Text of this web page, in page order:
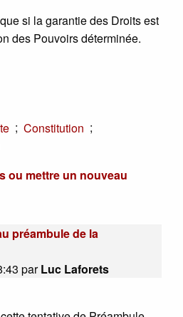
si la garantie des Droits est
des Pouvoirs déterminée.
; Constitution ;
ou mettre un nouveau
préambule de la
parLuc Laforets